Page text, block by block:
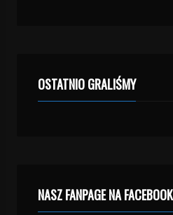
OSTATNIO GRALIŚMY
NASZ FANPAGE NA